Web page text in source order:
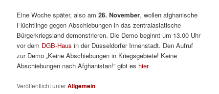
Eine Woche später, also am26. November, wollen afghanische
Flüchtlinge gegen Abschiebungen in das zentralasiatische
Bürgerkriegsland demonstrieren. Die Demo beginnt um 13.00 Uhr
vor dem DGB-Haus in der Düsseldorfer Innenstadt. Den Aufruf
zur Demo „Keine Abschiebungen in Kriegsgebiete! Keine
Abschiebungen nach Afghanistan!“ gibt es hier.
Veröffentlicht unterAllgemein